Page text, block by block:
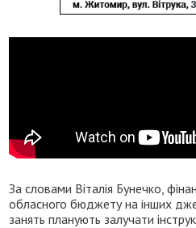
За словами Віталія Бунечко,
обласного бюджету на інших
занять планують залучати